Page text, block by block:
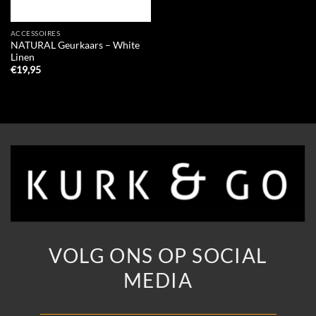
ACCESSOIRES
NATURAL Geurkaars – White
Linen
€19,95
VOLG ONS OP SOCIAL
MEDIA